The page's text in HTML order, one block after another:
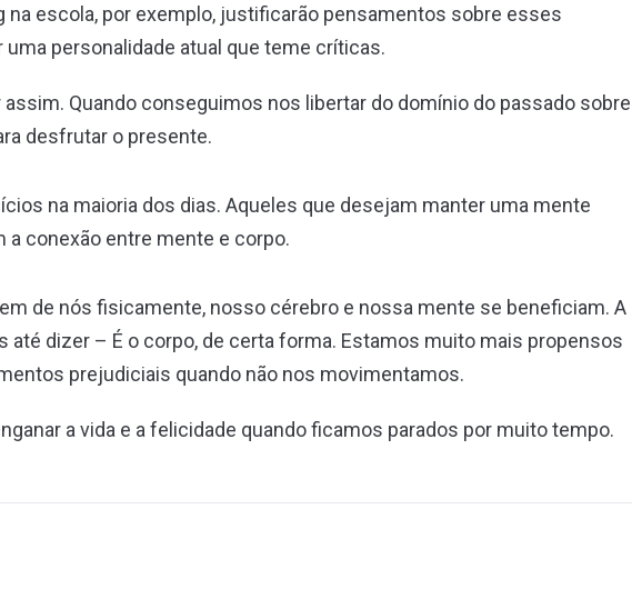
na escola, por exemplo, justificarão pensamentos sobre esses
uma personalidade atual que teme críticas.
Quando conseguimos nos libertar do domínio do passado sobre
desfrutar o presente.
na maioria dos dias. Aqueles que desejam manter uma mente
a conexão entre mente e corpo.
de nós fisicamente, nosso cérebro e nossa mente se beneficiam. A
até dizer – É o corpo, de certa forma. Estamos muito mais propensos
prejudiciais quando não nos movimentamos.
a vida e a felicidade quando ficamos parados por muito tempo.